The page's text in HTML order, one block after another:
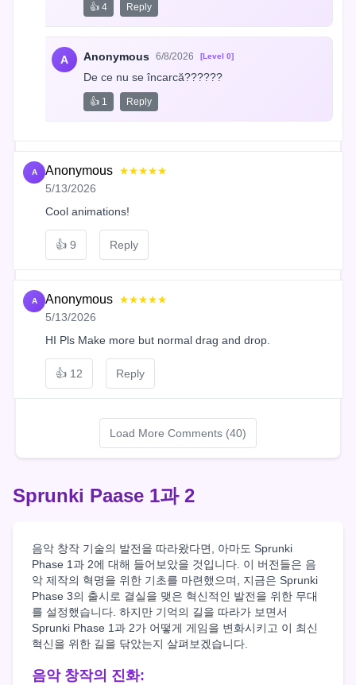
👍 4 Reply
A Anonymous 6/8/2026 [Level 0]
De ce nu se încarcă??????
👍 1 Reply
A Anonymous ★★★★★
5/13/2026
Cool animations!
👍 9 Reply
A Anonymous ★★★★★
5/13/2026
HI Pls Make more but normal drag and drop.
👍 12 Reply
Load More Comments (40)
Sprunki Paase 1과 2
음악 창작 기술의 발전을 따라왔다면, 아마도 Sprunki
Phase 1과 2에 대해 들어보았을 것입니다. 이 버전들은 음
악 제작의 혁명을 위한 기초를 마련했으며, 지금은 Sprunki
Phase 3의 출시로 결실을 맺은 혁신적인 발전을 위한 무대
를 설정했습니다. 하지만 기억의 길을 따라가 보면서
Sprunki Phase 1과 2가 어떻게 게임을 변화시키고 이 최신
혁신을 위한 길을 닦았는지 살펴보겠습니다.
음악 창작의 진화: